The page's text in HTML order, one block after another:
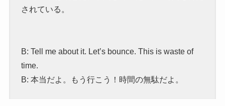
されている。
B: Tell me about it. Let’s bounce. This is waste of
time.
B: 本当だよ。もう行こう！時間の無駄だよ。